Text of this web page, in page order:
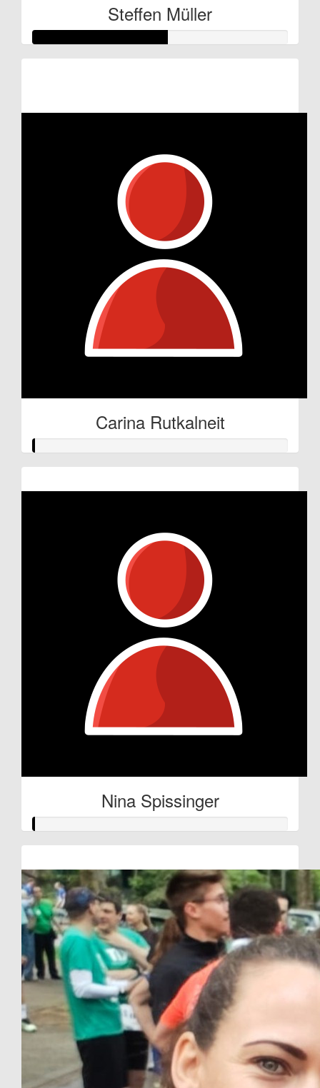
Steffen Müller
Carina Rutkalneit
Nina Spissinger